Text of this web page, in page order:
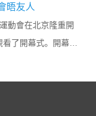
晤友人
動會在北京隆重開
了開幕式。開幕式